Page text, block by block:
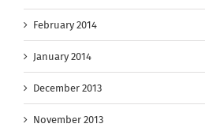
February 2014
January 2014
December 2013
November 2013